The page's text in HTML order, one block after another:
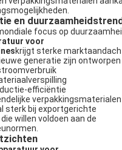
en
focus op
voor
krijgt sterke
generatie zijn ontworpen
efficiëntie
verpakkingsmaterialen
sterk bij exportgerichte
willen voldoen aan de